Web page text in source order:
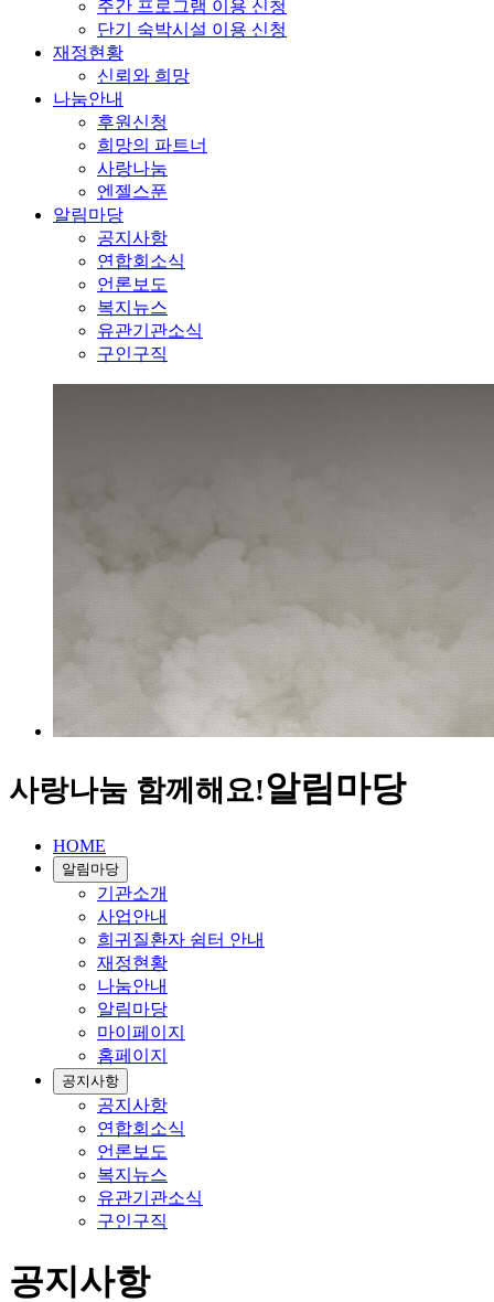
주간 프로그램 이용 신청
단기 숙박시설 이용 신청
재정현황
신뢰와 희망
나눔안내
후원신청
희망의 파트너
사랑나눔
엔젤스푼
알림마당
공지사항
연합회소식
언론보도
복지뉴스
유관기관소식
구인구직
사랑나눔 함께해요!알림마당
HOME
알림마당
기관소개
사업안내
희귀질환자 쉼터 안내
재정현황
나눔안내
알림마당
마이페이지
홈페이지
공지사항
공지사항
연합회소식
언론보도
복지뉴스
유관기관소식
구인구직
공지사항